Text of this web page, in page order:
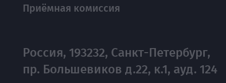
Приёмная комиссия
Россия, 193232, Санкт-Петербург,
пр. Большевиков д.22, к.1, ауд. 124